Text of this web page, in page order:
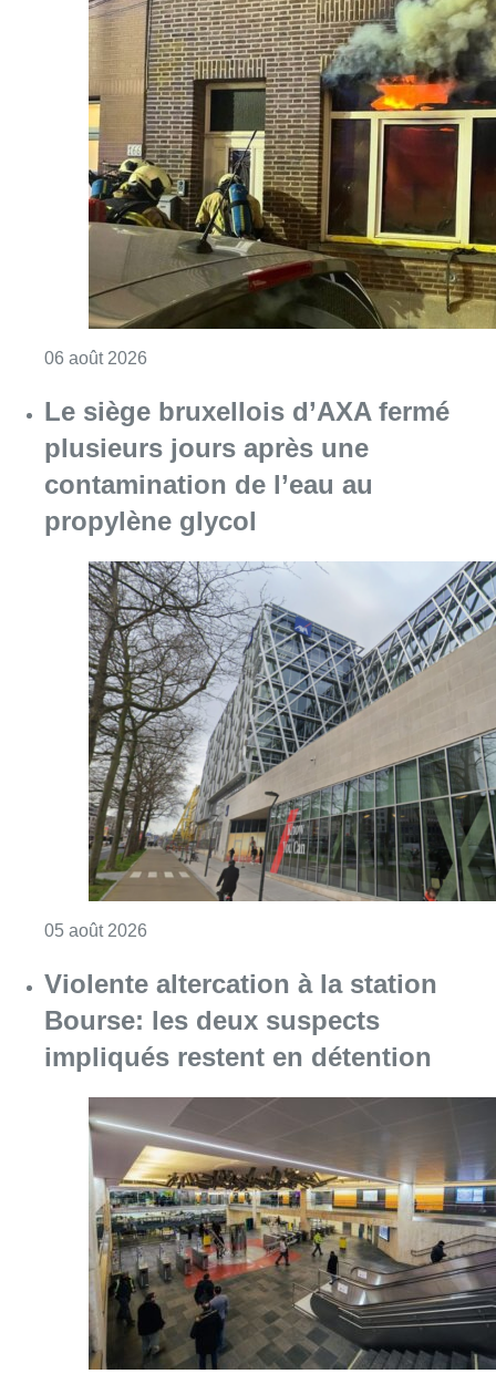
06 août 2026
Le siège bruxellois d’AXA fermé
plusieurs jours après une
contamination de l’eau au
propylène glycol
05 août 2026
Violente altercation à la station
Bourse: les deux suspects
impliqués restent en détention